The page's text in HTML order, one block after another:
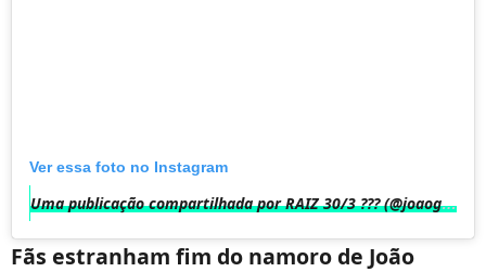
Ver essa foto no Instagram
Uma publicação compartilhada por RAIZ 30/3 ?️?? (@joaogomescantor)
Fãs estranham fim do namoro de João